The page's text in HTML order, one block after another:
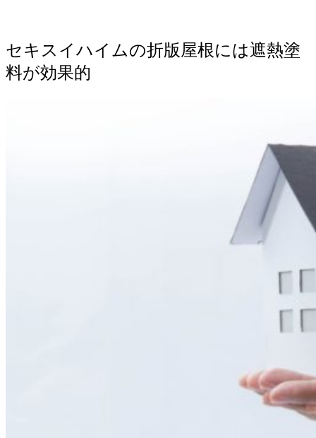
セキスイハイムの折版屋根には遮熱塗
料が効果的